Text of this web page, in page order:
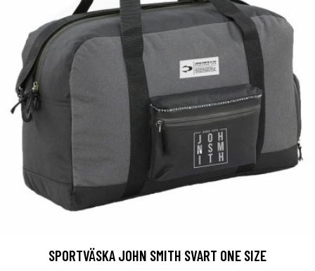
SPORTVÄSKA JOHN SMITH SVART ONE SIZE